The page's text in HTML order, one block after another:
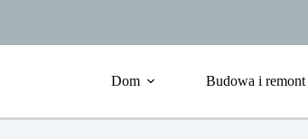
Dom Budowa i remont